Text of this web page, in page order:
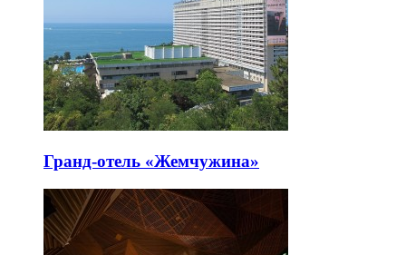
Гранд-отель «Жемчужина»